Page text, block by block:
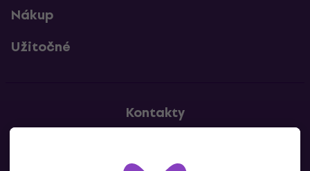
Nákup
Užitočné
Kontakty